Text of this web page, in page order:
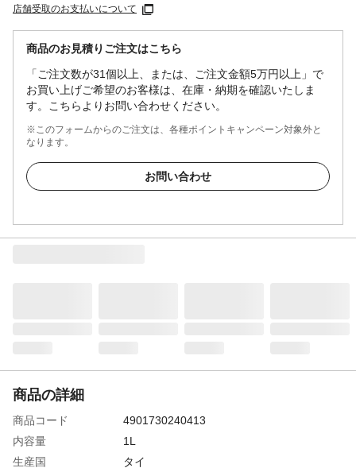
店舗受取のお支払いについて
商品のお見積りご注文はこちら
「ご注文数が31個以上、または、ご注文金額5万円以上」で
お買い上げご希望のお客様は、在庫・納期を確認いたしま
す。こちらよりお問い合わせください。
※このフォームからのご注文は、各種ポイントキャンペーン対象外と
なります。
お問い合わせ
商品の詳細
商品コード
4901730240413
内容量
1L
生産国
タイ